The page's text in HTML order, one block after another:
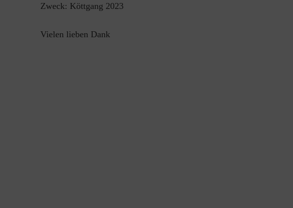
Zweck: Köttgang 2023
Vielen lieben Dank